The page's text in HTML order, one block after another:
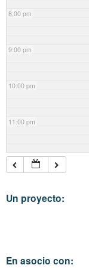
8:00 pm
9:00 pm
10:00 pm
11:00 pm
Un proyecto:
En asocio con: